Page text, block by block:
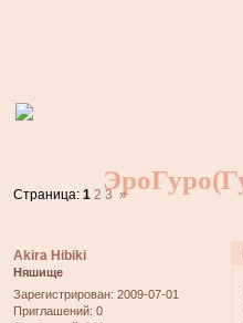
Страница:1 2 3 »
Akira Hibiki
Няшище
Зарегистрирован: 2009-07-01
Приглашений: 0